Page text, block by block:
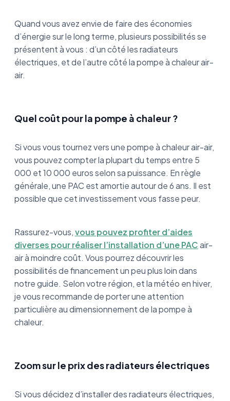
Quand vous avez envie de faire des économies
d’énergie sur le long terme, plusieurs possibilités se
présentent à vous : d’un côté les radiateurs
électriques, et de l’autre côté la pompe à chaleur air-
air.
Quel coût pour la pompe à chaleur ?
Si vous vous tournez vers une pompe à chaleur air-air,
vous pouvez compter la plupart du temps entre 5
000 et 10 000 euros selon sa puissance. En règle
générale, une PAC est amortie autour de 6 ans. Il est
possible que cet investissement vous fasse peur.
Rassurez-vous,vous pouvez profiter d’aides
diverses pour réaliser l’installation d’une PACair-
air à moindre coût. Vous pourrez découvrir les
possibilités de financement un peu plus loin dans
notre guide. Selon votre région, et la météo en hiver,
je vous recommande de porter une attention
particulière au dimensionnement de la pompe à
chaleur.
Zoom sur le prix des radiateurs électriques
Si vous décidez d’installer des radiateurs électriques,